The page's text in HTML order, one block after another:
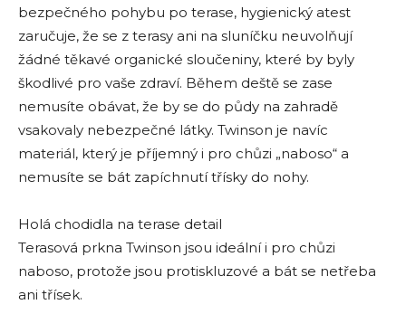
bezpečného pohybu po terase, hygienický atest
zaručuje, že se z terasy ani na sluníčku neuvolňují
žádné těkavé organické sloučeniny, které by byly
škodlivé pro vaše zdraví. Během deště se zase
nemusíte obávat, že by se do půdy na zahradě
vsakovaly nebezpečné látky. Twinson je navíc
materiál, který je příjemný i pro chůzi „naboso“ a
nemusíte se bát zapíchnutí třísky do nohy.
Holá chodidla na terase detail
Terasová prkna Twinson jsou ideální i pro chůzi
naboso, protože jsou protiskluzové a bát se netřeba
ani třísek.